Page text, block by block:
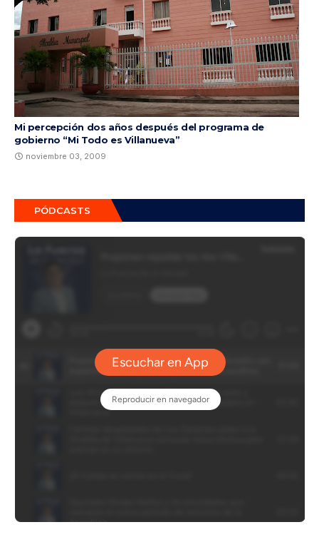
Mi percepción dos años después del programa de
gobierno “Mi Todo es Villanueva”
noviembre 03, 2009
PÓDCASTS